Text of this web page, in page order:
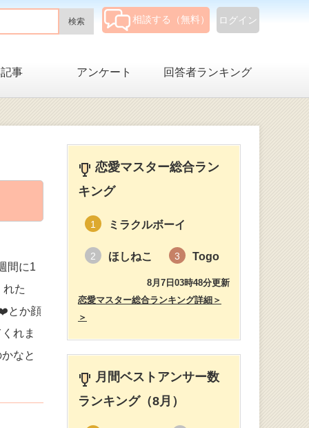
ログイン
相談する（無料）
事 アンケート 回答者ランキング
間に1
た
とか顔
れま
なと
恋愛マスター総合ラン
キング
1 ミラクルボーイ
2 ほしねこ 3 Togo
8月7日03時48分更新
恋愛マスター総合ランキング詳細＞
＞
月間ベストアンサー数
ランキング（8月）